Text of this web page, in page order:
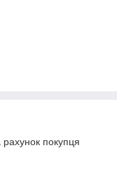
покупця